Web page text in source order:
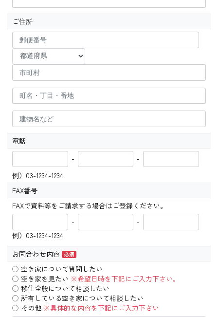
ご住所
電話
-
-
例）03-1234-1234
FAX番号
FAXで資料等をご請求する場合はご登録ください。
-
-
例）03-1234-1234
お問合わせ内容 必須
空き家について質問したい
空き家を見たい ※希望日時を下記にご入力下さい。
移住全般について相談したい
所有している空き家について相談したい
その他 ※具体的な内容を下記にご入力下さい